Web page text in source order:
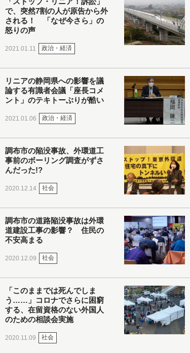
で、突然7割の人が原告から外
される！ 「なぜ今さら」の
怒りの声
2021.01.11 政治・経済
リニアの静岡県への影響を議
論する有識者会議「座長コメ
ント」のテキトーぶりが酷い
2021.01.06 政治・経済
調布市の陥没事故、外環道工
事前のボーリング調査がずさ
んだった!?
2020.12.14 社会
調布市の道路陥没事故は外環
道建設工事の影響？ 住民の
不安高まる
2020.12.09 社会
「このままでは死んでしま
う……」コロナでさらに困窮
する、在留資格のない外国人
のための相談会実施
2020.11.09 社会